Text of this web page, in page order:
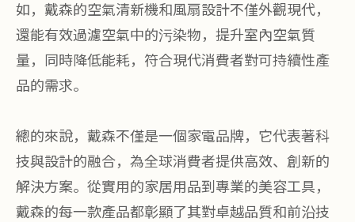
如，戴森的空氣清新機和風扇設計不僅外觀現代，
還能有效過濾空氣中的污染物，提升室內空氣質
量，同時降低能耗，符合現代消費者對可持續性產
品的需求。
總的來說，戴森不僅是一個家電品牌，它代表著科
技與設計的融合，為全球消費者提供高效、創新的
解決方案。從實用的家居用品到專業的美容工具，
戴森的每一款產品都彰顯了其對卓越品質和前沿技